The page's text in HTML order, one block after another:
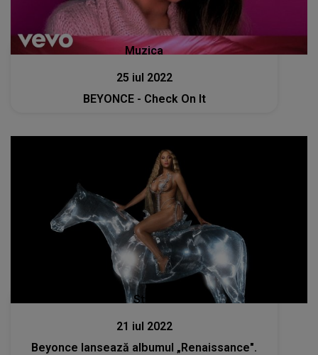
Muzica
25 iul 2022
BEYONCE - Check On It
Stiri
21 iul 2022
Beyonce lansează albumul „Renaissance".